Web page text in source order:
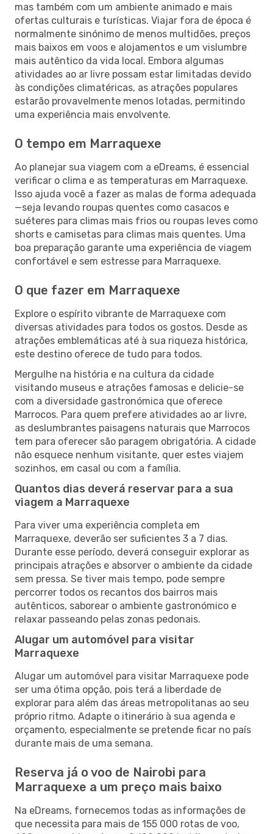
mas também com um ambiente animado e mais
ofertas culturais e turísticas. Viajar fora de época é
normalmente sinónimo de menos multidões, preços
mais baixos em voos e alojamentos e um vislumbre
mais autêntico da vida local. Embora algumas
atividades ao ar livre possam estar limitadas devido
às condições climatéricas, as atrações populares
estarão provavelmente menos lotadas, permitindo
uma experiência mais envolvente.
O tempo em Marraquexe
Ao planejar sua viagem com a eDreams, é essencial
verificar o clima e as temperaturas em Marraquexe.
Isso ajuda você a fazer as malas de forma adequada
—seja levando roupas quentes como casacos e
suéteres para climas mais frios ou roupas leves como
shorts e camisetas para climas mais quentes. Uma
boa preparação garante uma experiência de viagem
confortável e sem estresse para Marraquexe.
O que fazer em Marraquexe
Explore o espírito vibrante de Marraquexe com
diversas atividades para todos os gostos. Desde as
atrações emblemáticas até à sua riqueza histórica,
este destino oferece de tudo para todos.
Mergulhe na história e na cultura da cidade
visitando museus e atrações famosas e delicie-se
com a diversidade gastronómica que oferece
Marrocos. Para quem prefere atividades ao ar livre,
as deslumbrantes paisagens naturais que Marrocos
tem para oferecer são paragem obrigatória. A cidade
não esquece nenhum visitante, quer estes viajem
sozinhos, em casal ou com a família.
Quantos dias deverá reservar para a sua
viagem a Marraquexe
Para viver uma experiência completa em
Marraquexe, deverão ser suficientes 3 a 7 dias.
Durante esse período, deverá conseguir explorar as
principais atrações e absorver o ambiente da cidade
sem pressa. Se tiver mais tempo, pode sempre
percorrer todos os recantos dos bairros mais
autênticos, saborear o ambiente gastronómico e
relaxar passeando pelas zonas pedonais.
Alugar um automóvel para visitar
Marraquexe
Alugar um automóvel para visitar Marraquexe pode
ser uma ótima opção, pois terá a liberdade de
explorar para além das áreas metropolitanas ao seu
próprio ritmo. Adapte o itinerário à sua agenda e
orçamento, especialmente se pretende ficar no país
durante mais de uma semana.
Reserva já o voo de Nairobi para
Marraquexe a um preço mais baixo
Na eDreams, fornecemos todas as informações de
que necessita para mais de 155 000 rotas de voo,